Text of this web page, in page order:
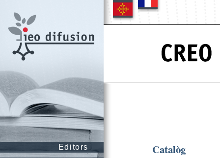
Editors
Catalòg